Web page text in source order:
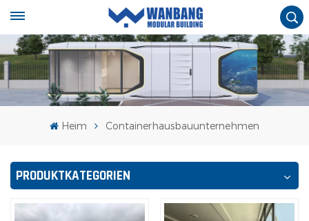
Heim Containerhausbauunternehmen
PRODUKTKATEGORIEN